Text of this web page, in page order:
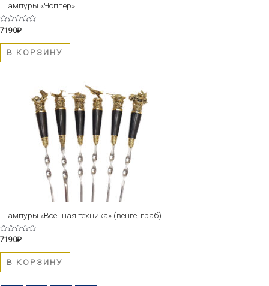
Шампуры «Чоппер»
Оценка
0
из
7190₽
В КОРЗИНУ
Шампуры «Военная техника» (венге, граб)
Оценка
из
7190₽
В КОРЗИНУ